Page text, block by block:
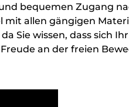
bequemen Zugang
allen gängigen
Sie wissen, dass sich
an der freien